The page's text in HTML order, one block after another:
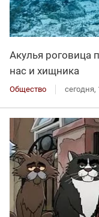
Акулья роговица
нас и хищника
Общество сегодня,